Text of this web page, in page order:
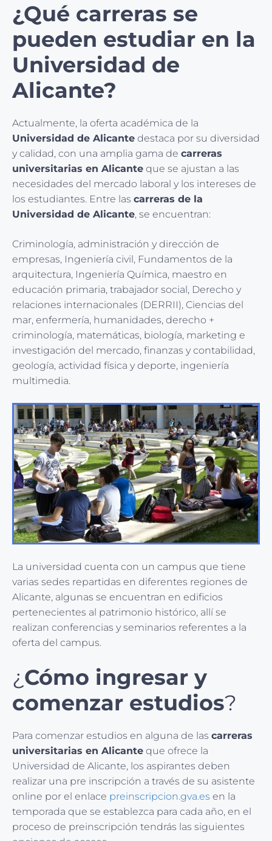
¿Qué carreras se
pueden estudiar en la
Universidad de
Alicante?
Actualmente, la oferta académica de la
Universidad de Alicante destaca por su diversidad
y calidad, con una amplia gama de carreras
universitarias en Alicante que se ajustan a las
necesidades del mercado laboral y los intereses de
los estudiantes. Entre las carreras de la
Universidad de Alicante, se encuentran:
Criminología, administración y dirección de
empresas, Ingeniería civil, Fundamentos de la
arquitectura, Ingeniería Química, maestro en
educación primaria, trabajador social, Derecho y
relaciones internacionales (DERRII), Ciencias del
mar, enfermería, humanidades, derecho +
criminología, matemáticas, biología, marketing e
investigación del mercado, finanzas y contabilidad,
geología, actividad física y deporte, ingeniería
multimedia.
La universidad cuenta con un campus que tiene
varias sedes repartidas en diferentes regiones de
Alicante, algunas se encuentran en edificios
pertenecientes al patrimonio histórico, allí se
realizan conferencias y seminarios referentes a la
oferta del campus.
¿ Cómo ingresar y
comenzar estudios?
Para comenzar estudios en alguna de las carreras
universitarias en Alicante que ofrece la
Universidad de Alicante, los aspirantes deben
realizar una pre inscripción a través de su asistente
online por el enlace preinscripcion.gva.es en la
temporada que se establezca para cada año, en el
proceso de preinscripción tendrás las siguientes